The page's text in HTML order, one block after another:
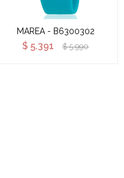
MAREA - B6300302
$ 5.391 $ 5.990